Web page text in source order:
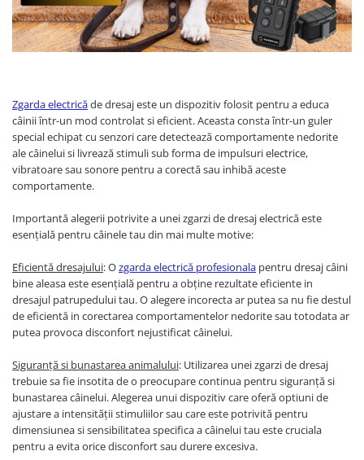
Camere Exterior
Camere Interior
Accesorii
Interfoane Video
Dispozitive Ingrijire Corporala
Echipament Dresaj
Dispozitive Profesionale de
Protecție
Fluiere Anti-Latrat
Pet Care
Zgarda Electrica
Instrumente Optice
Binocluri Profesionale
Binocluri Digitale
Binocluri Night Vision
Binocluri Optice
Lunete
Monocluri Profesionale
Zgarda electricăde dresaj este un dispozitiv folosit pentru a educa
câinii într-un mod controlat si eficient. Aceasta consta într-un guler
special echipat cu senzori care detectează comportamente nedorite
ale câinelui si livrează stimuli sub forma de impulsuri electrice,
vibratoare sau sonore pentru a corectă sau inhibă aceste
comportamente.
Importantă alegerii potrivite a unei zgarzi de dresaj electrică este
esențială pentru câinele tau din mai multe motive:
Eficientă dresajului: Ozgarda electrică profesionala pentru dresaj câini
bine aleasa este esențială pentru a obține rezultate eficiente in
dresajul patrupedului tau. O alegere incorecta ar putea sa nu fie destul
de eficientă in corectarea comportamentelor nedorite sau totodata ar
putea provoca disconfort nejustificat câinelui.
Siguranță si bunastarea animalului: Utilizarea unei zgarzi de dresaj
trebuie sa fie insotita de o preocupare continua pentru siguranță si
bunastarea câinelui. Alegerea unui dispozitiv care oferă optiuni de
ajustare a intensității stimuliilor sau care este potrivită pentru
dimensiunea si sensibilitatea specifica a câinelui tau este cruciala
pentru a evita orice disconfort sau durere excesiva.